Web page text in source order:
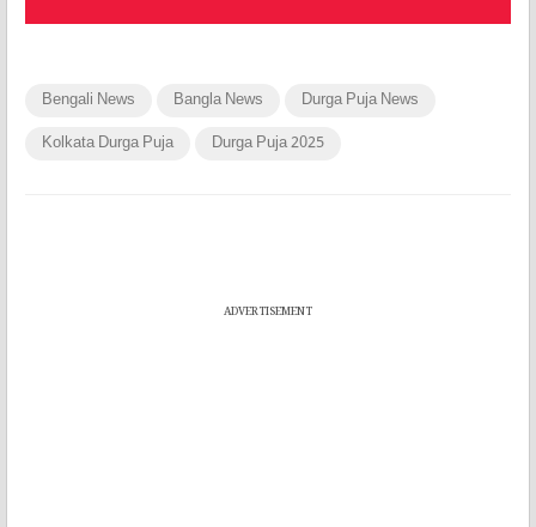
Bengali News Bangla News Durga Puja News
Kolkata Durga Puja Durga Puja 2025
ADVERTISEMENT